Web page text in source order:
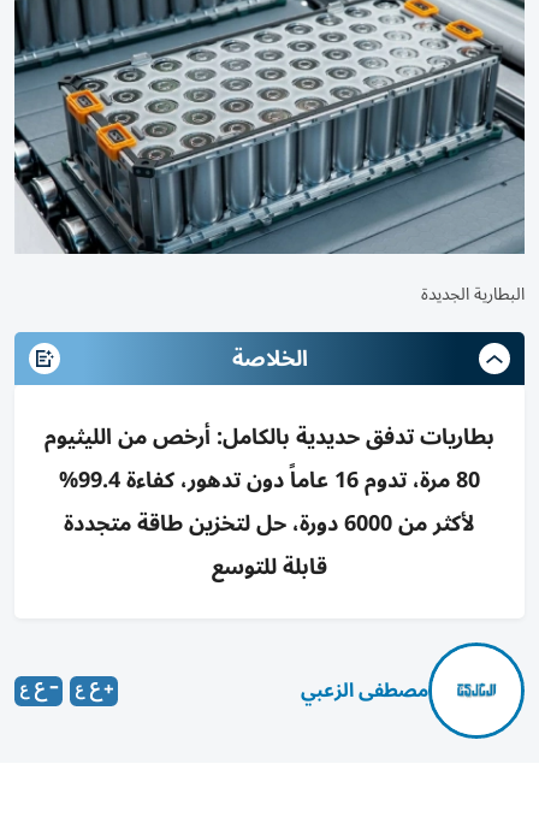
البطارية الجديدة
الخلاصة
بطاريات تدفق حديدية بالكامل: أرخص من الليثيوم
80 مرة، تدوم 16 عاماً دون تدهور، كفاءة 99.4%
لأكثر من 6000 دورة، حل لتخزين طاقة متجددة
قابلة للتوسع
مصطفى الزعبي